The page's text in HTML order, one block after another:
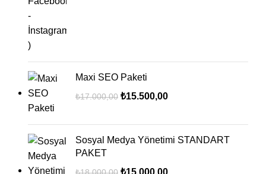
Maxi SEO Paketi
₺17.000,00 ₺15.500,00
Sosyal Medya Yönetimi STANDART
PAKET